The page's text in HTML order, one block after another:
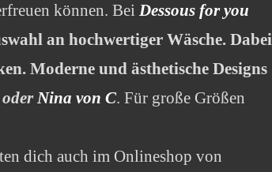
können. Bei Dessous for you
an hochwertiger Wäsche. Dabei
Moderne und ästhetische Designs
oder Nina von C. Für große Größen
dich auch im Onlineshop von